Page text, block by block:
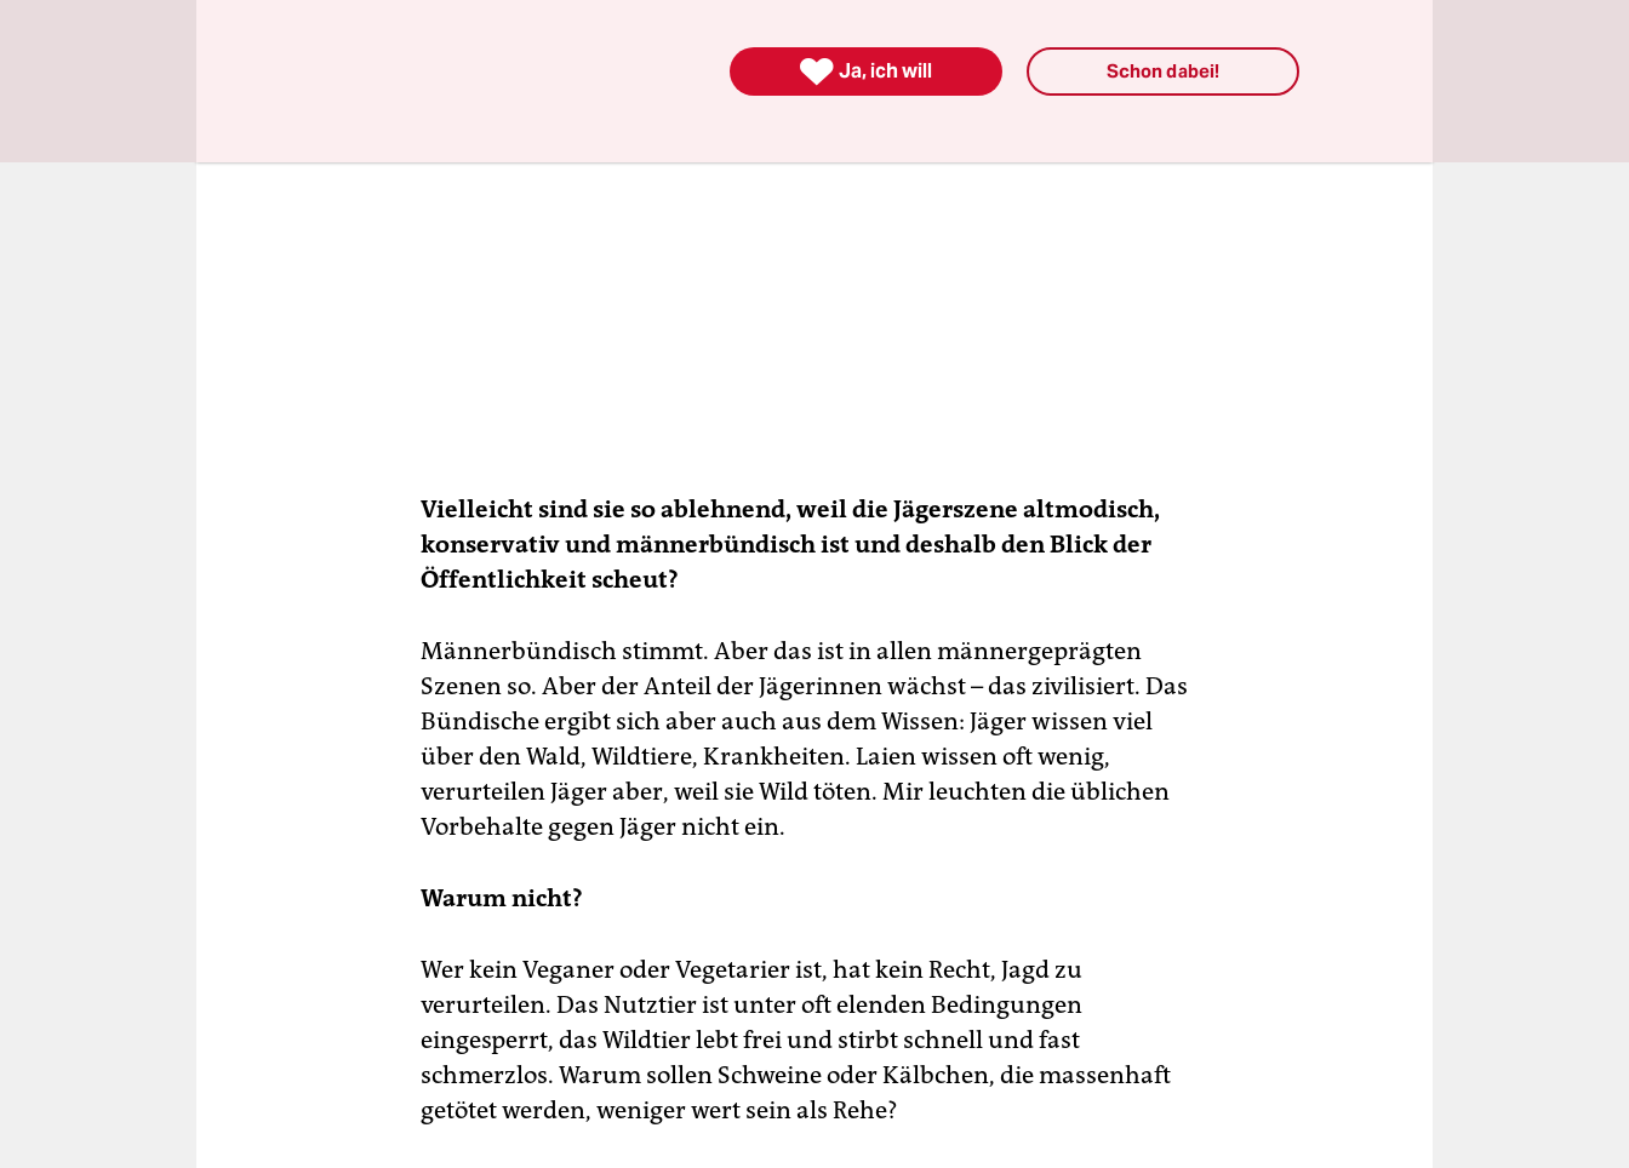
Vielleicht sind sie so ablehnend, weil die Jägerszene altmodisch,
konservativ und männerbündisch ist und deshalb den Blick der
Öffentlichkeit scheut?
Männerbündisch stimmt. Aber das ist in allen männergeprägten
Szenen so. Aber der Anteil der Jägerinnen wächst – das zivilisiert. Das
Bündische ergibt sich aber auch aus dem Wissen: Jäger wissen viel
über den Wald, Wildtiere, Krankheiten. Laien wissen oft wenig,
verurteilen Jäger aber, weil sie Wild töten. Mir leuchten die üblichen
Vorbehalte gegen Jäger nicht ein.
Warum nicht?
Wer kein Veganer oder Vegetarier ist, hat kein Recht, Jagd zu
verurteilen. Das Nutztier ist unter oft elenden Bedingungen
eingesperrt, das Wildtier lebt frei und stirbt schnell und fast
schmerzlos. Warum sollen Schweine oder Kälbchen, die massenhaft
getötet werden, weniger wert sein als Rehe?
 Ja, ich will Schon dabei!